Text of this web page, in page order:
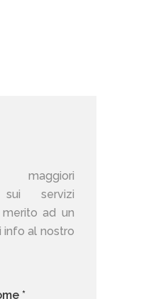
sui servizi
merito ad un
info al nostro